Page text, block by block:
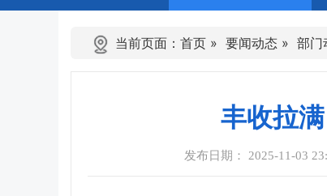
当前页面： 首页 » 要闻动态 » 部门
丰收拉
发布日期： 2025-11-03